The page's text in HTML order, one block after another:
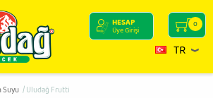
0
HESAP
Üye Girişi
TR
Suyu / Uludağ Frutti